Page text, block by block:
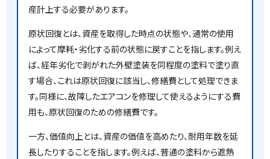
産計上する必要があります。
原状回復とは、資産を取得した時点の状態や、通常の使用
によって摩耗・劣化する前の状態に戻すことを指します。例え
ば、経年劣化で剥がれた外壁塗装を同程度の塗料で塗り直
す場合、これは原状回復に該当し、修繕費として処理できま
す。同様に、故障したエアコンを修理して使えるようにする費
用も、原状回復のための修繕費です。
一方、価値向上とは、資産の価値を高めたり、耐用年数を延
長したりすることを指します。例えば、普通の塗料から遮熱